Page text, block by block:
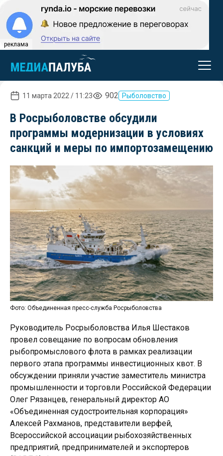
реклама
11 марта 2022 / 11:23 902 Рыболовство
В Росрыболовстве обсудили
программы модернизации в условиях
санкций и меры по импортозамещению
Фото: Объединенная пресс-служба Росрыболовства
Руководитель Росрыболовства Илья Шестаков
провел совещание по вопросам обновления
рыбопромыслового флота в рамках реализации
первого этапа программы инвестиционных квот. В
обсуждении приняли участие заместитель министра
промышленности и торговли Российской Федерации
Олег Рязанцев, генеральный директор АО
«Объединенная судостроительная корпорация»
Алексей Рахманов, представители верфей,
Всероссийской ассоциации рыбохозяйственных
предприятий, предпринимателей и экспортеров